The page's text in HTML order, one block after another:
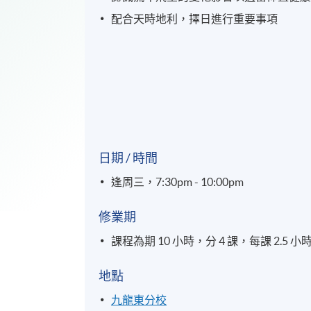
配合天時地利，擇日進行重要事項
日期 / 時間
逢周三，7:30pm - 10:00pm
修業期
課程為期 10 小時，分 4 課，每課 2.5 小
地點
九龍東分校